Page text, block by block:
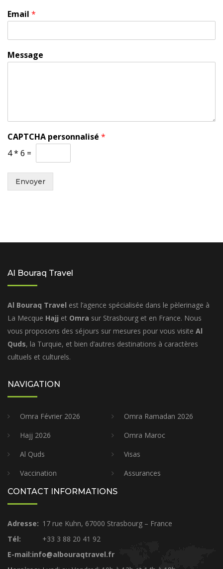
Email *
Message
CAPTCHA personnalisé *
4* 6 =
Envoyer
Al Bouraq Travel
Al Bouraq Travel est l’agence spécialisée dans le pèlerinage à
La Mecque Hajj et Omra sur Strasbourg et en France. Nous
vous proposons des séjours sur mesures pour vous visite Al
Quds, la Turquie, et bien d’autres destinations à caractères
cultuels et culturels.
NAVIGATION
Omra Février 2026
Omra Ramadan 2026
Hajj 2026
Omra Maroc
Al Quds
Visas
Vaccination
Assurances
CONTACT INFORMATIONS
Adresse: 17 rue Kuhn, 67000 Strasbourg – France
Tél:
+33 3 88 20 41 92
E-mail:info@albouraqtravel.fr